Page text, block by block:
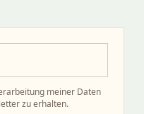
meiner Daten
zu erhalten.